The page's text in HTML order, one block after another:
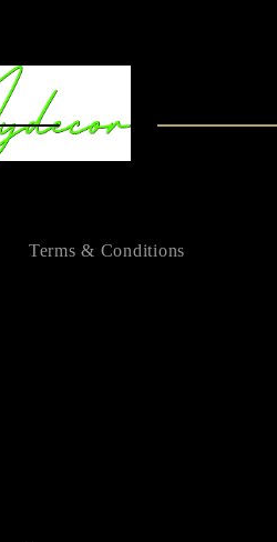
Terms & Conditions